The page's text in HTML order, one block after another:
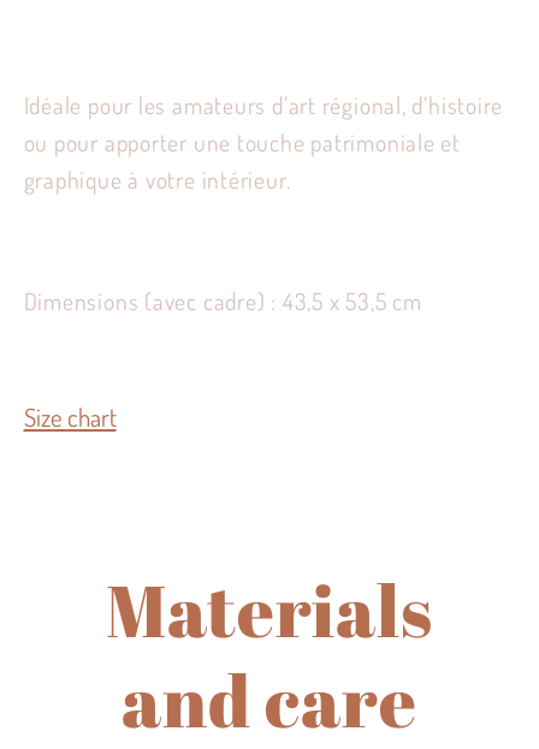
Idéale pour les amateurs d’art régional, d’histoire
ou pour apporter une touche patrimoniale et
graphique à votre intérieur.
Dimensions (avec cadre) : 43,5 x 53,5 cm
Size chart
Materials
and care